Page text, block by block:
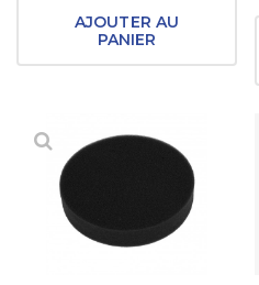
AJOUTER AU
PANIER